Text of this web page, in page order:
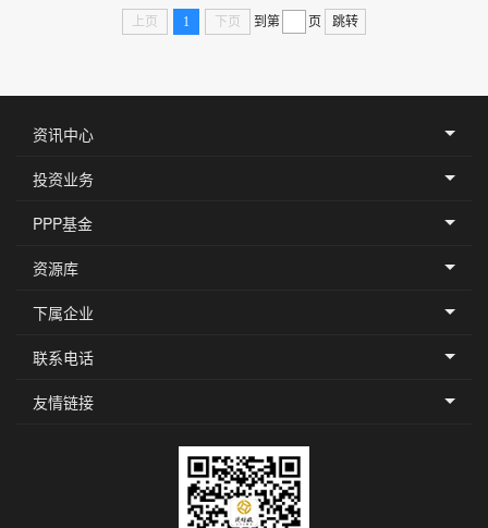
上页 1 下页 到第 页 跳转
资讯中心
投资业务
PPP基金
资源库
下属企业
联系电话
友情链接